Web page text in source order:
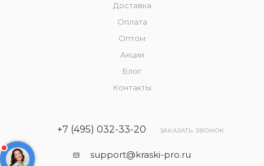
Доставка
Оплата
Оптом
Акции
Блог
Контакты
+7 (495) 032-33-20 ЗАКАЗАТЬ ЗВОНОК
support@kraski-pro.ru